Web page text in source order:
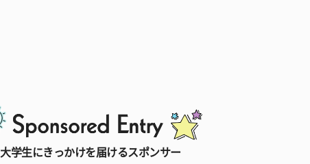
大学生にきっかけを届けるスポンサー